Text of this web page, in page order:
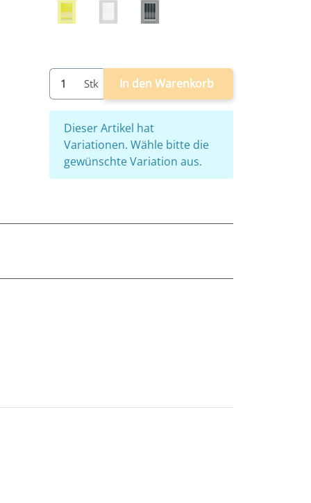
Stk In den Warenkorb
x
Dieser Artikel hat
Variationen. Wähle bitte die
gewünschte Variation aus.